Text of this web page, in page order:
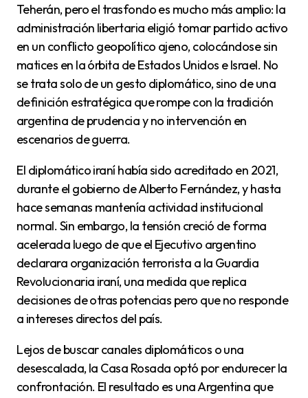
Teherán, pero el trasfondo es mucho más amplio: la
administración libertaria eligió tomar partido activo
en un conflicto geopolítico ajeno, colocándose sin
matices en la órbita de Estados Unidos e Israel. No
se trata solo de un gesto diplomático, sino de una
definición estratégica que rompe con la tradición
argentina de prudencia y no intervención en
escenarios de guerra.
El diplomático iraní había sido acreditado en 2021,
durante el gobierno de Alberto Fernández, y hasta
hace semanas mantenía actividad institucional
normal. Sin embargo, la tensión creció de forma
acelerada luego de que el Ejecutivo argentino
declarara organización terrorista a la Guardia
Revolucionaria iraní, una medida que replica
decisiones de otras potencias pero que no responde
a intereses directos del país.
Lejos de buscar canales diplomáticos o una
desescalada, la Casa Rosada optó por endurecer la
confrontación. El resultado es una Argentina que